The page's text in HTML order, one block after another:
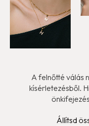
A felnőtté válás
kísérletezésből.
Állítsd